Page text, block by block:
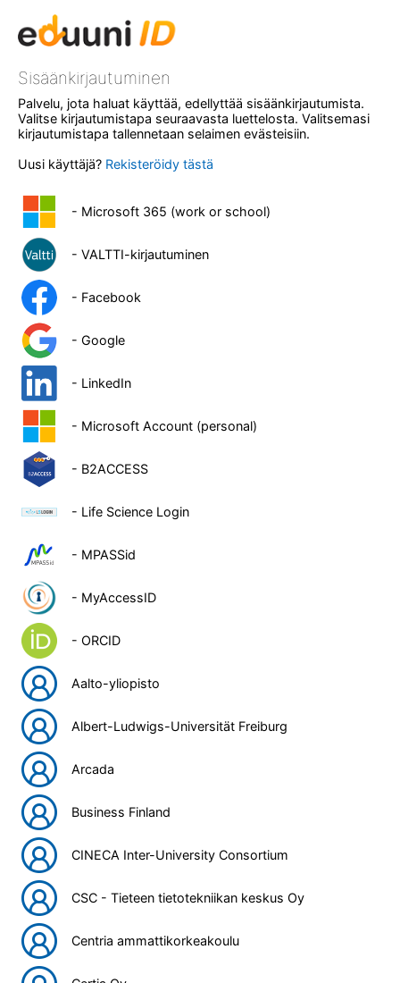
Sisäänkirjautuminen
Palvelu, jota haluat käyttää, edellyttää sisäänkirjautumista.
Valitse kirjautumistapa seuraavasta luettelosta. Valitsemasi
kirjautumistapa tallennetaan selaimen evästeisiin.
Uusi käyttäjä? Rekisteröidy tästä
- Microsoft 365 (work or school)
- VALTTI-kirjautuminen
- Facebook
- Google
- LinkedIn
- Microsoft Account (personal)
- B2ACCESS
- Life Science Login
- MPASSid
- MyAccessID
- ORCID
Aalto-yliopisto
Albert-Ludwigs-Universität Freiburg
Arcada
Business Finland
CINECA Inter-University Consortium
CSC - Tieteen tietotekniikan keskus Oy
Centria ammattikorkeakoulu